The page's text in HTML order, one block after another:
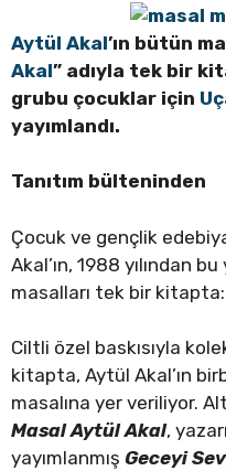
Aytül Akal’ın bütün
Akal” adıyla tek bir
grubu çocuklar için
yayımlandı.
Tanıtım bülteninden
Çocuk ve gençlik
Akal’ın, 1988 yılından
masalları tek bir kitapta:
Ciltli özel baskısıyla
kitapta, Aytül Akal’ın
masalına yer veriliyor.
Masal Aytül Akal,
yayımlanmış Geceyi